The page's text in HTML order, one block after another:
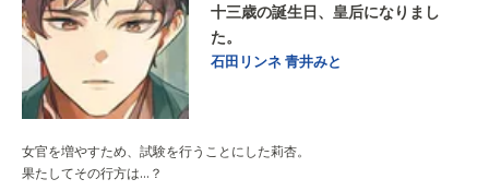
十三歳の誕生日、皇后になりまし
た。
石田リンネ青井みと
女官を増やすため、試験を行うことにした莉杏。
果たしてその行方は…？